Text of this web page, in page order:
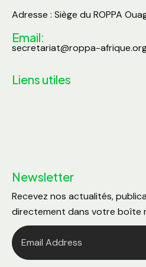
Adresse : Siège du ROPPA
Email:
secretariat@roppa-
Liens utiles
Newsletter
Recevez nos actualités,
directement dans votre boîte